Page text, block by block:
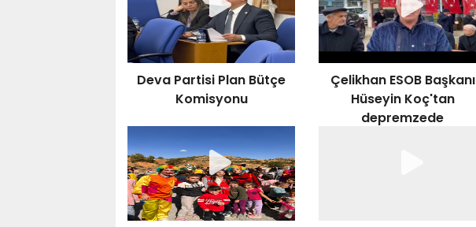
Deva Partisi Plan Bütçe
Komisyonu
Çelikhan ESOB Başkanı
Hüseyin Koç'tan
depremzede